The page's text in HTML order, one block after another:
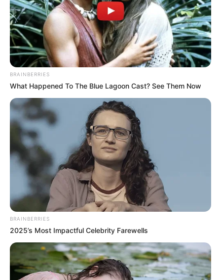
Погода
Ужгород
влажность:
давление:
ветер:
Погода на 10 дней от sinoptik.ua
Новини
Попит на нерухомість в Ужгороді зростає –
аналітика девелопера підтверджує
загальнонаціональний інтерес
У селі на Закарпатті жінки взялися засипати
джерело, з якого люди набирали питну воду: що
сталося? (фото, відео)
До $20 тисяч за «списання»: на Закарпатті
розслідують схему з військовозобов’язаними —
BRAINBERRIES
What Happened To The Blue Lagoon Cast? See Them Now
BRAINBERRIES
2025’s Most Impactful Celebrity Farewells